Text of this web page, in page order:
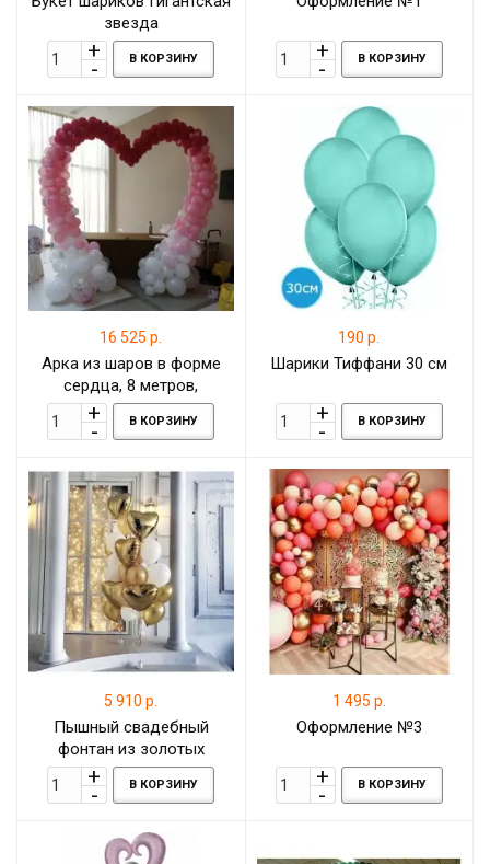
звезда
В КОРЗИНУ В КОРЗИНУ
16 525 р.
Арка из шаров в форме
сердца, 8 метров,
В КОРЗИНУ
190 р.
Шарики Тиффани 30 см
В КОРЗИНУ
5 910 р.
Пышный свадебный
фонтан из золотых
шаров-сердец к свадьбе
В КОРЗИНУ
1 495 р.
Оформление №3
В КОРЗИНУ